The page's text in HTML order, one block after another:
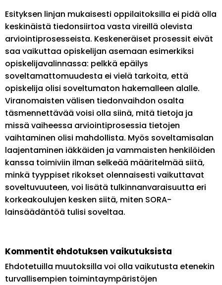
Esityksen linjan mukaisesti oppilaitoksilla ei pidä olla
keskinäistä tiedonsiirtoa vasta vireillä olevista
arviointiprosesseista. Keskeneräiset prosessit eivät
saa vaikuttaa opiskelijan asemaan esimerkiksi
opiskelijavalinnassa: pelkkä epäilys
soveltamattomuudesta ei vielä tarkoita, että
opiskelija olisi soveltumaton hakemalleen alalle.
Viranomaisten välisen tiedonvaihdon osalta
täsmennettävää voisi olla siinä, mitä tietoja ja
missä vaiheessa arviointiprosessia tietojen
vaihtaminen olisi mahdollista. Myös soveltamisalan
laajentaminen iäkkäiden ja vammaisten henkilöiden
kanssa toimiviin ilman selkeää määritelmää siitä,
minkä tyyppiset rikokset olennaisesti vaikuttavat
soveltuvuuteen, voi lisätä tulkinnanvaraisuutta eri
korkeakoulujen kesken siitä, miten SORA-
lainsäädäntöä tulisi soveltaa.
Kommentit ehdotuksen vaikutuksista
Ehdotetuilla muutoksilla voi olla vaikutusta etenekin
turvallisempien toimintaympäristöjen